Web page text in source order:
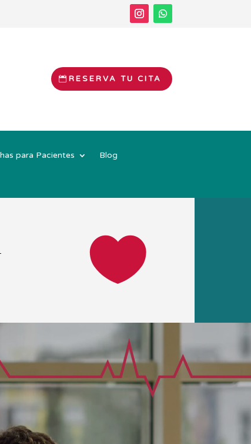
RESERVA TU CITA
para Pacientes
Blog
